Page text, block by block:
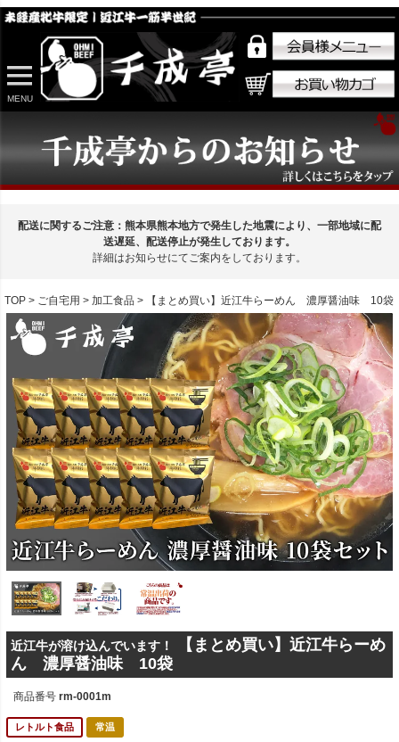
MENU
配送に関するご注意：熊本県熊本地方で発生した地震により、一部地域に配
送遅延、配送停止が発生しております。
詳細はお知らせにてご案内をしております。
TOP ご自宅用 加工食品 【まとめ買い】近江牛らーめん 濃厚醤油味 10袋
近江牛が溶け込んでいます！
【まとめ買い】近江牛らーめ
ん 濃厚醤油味 10袋
商品番号 rm-0001m
レトルト食品 常温